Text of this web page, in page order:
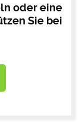
oder eine
Sie bei